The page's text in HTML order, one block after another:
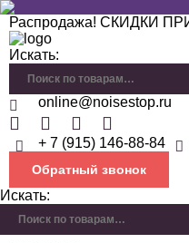
Распродажа! СКИДКИ
Искать:
online@noisestop.ru
+ 7 (915) 146-88-84
Обратный звонок
Искать: